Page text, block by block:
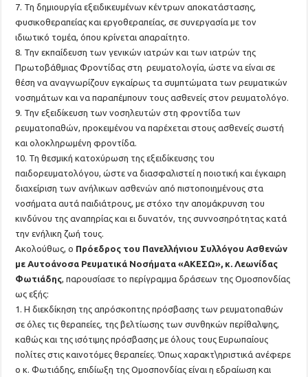
7. Τη δημιουργία εξειδικευμένων κέντρων αποκατάστασης,
φυσικοθεραπείας και εργοθεραπείας, σε συνεργασία με τον
ιδιωτικό τομέα, όπου κρίνεται απαραίτητο.
8. Την εκπαίδευση των γενικών ιατρών και των ιατρών της
Πρωτοβάθμιας Φροντίδας στη ρευματολογία, ώστε να είναι σε
θέση να αναγνωρίζουν εγκαίρως τα συμπτώματα των ρευματικών
νοσημάτων και να παραπέμπουν τους ασθενείς στον ρευματολόγο.
9. Την εξειδίκευση των νοσηλευτών στη φροντίδα των
ρευματοπαθών, προκειμένου να παρέχεται στους ασθενείς σωστή
και ολοκληρωμένη φροντίδα.
10. Τη θεσμική κατοχύρωση της εξειδίκευσης του
παιδορευματολόγου, ώστε να διασφαλιστεί η ποιοτική και έγκαιρη
διαχείριση των ανήλικων ασθενών από πιστοποιημένους στα
νοσήματα αυτά παιδιάτρους, με στόχο την απομάκρυνση του
κινδύνου της αναπηρίας και ει δυνατόν, της συννοσηρότητας κατά
την ενήλικη ζωή τους.
Ακολούθως, ο Πρόεδρος του Πανελλήνιου Συλλόγου Ασθενών
με Αυτοάνοσα Ρευματικά Νοσήματα «ΑΚΕΣΩ», κ. Λεωνίδας
Φωτιάδης , παρουσίασε το περίγραμμα δράσεων της Ομοσπονδίας
ως εξής:
1. Η διεκδίκηση της απρόσκοπτης πρόσβασης των ρευματοπαθών
σε όλες τις θεραπείες, της βελτίωσης των συνθηκών περίθαλψης,
καθώς και της ισότιμης πρόσβασης με όλους τους Ευρωπαίους
πολίτες στις καινοτόμες θεραπείες. Όπως χαρακτ\ηριστικά ανέφερε
ο κ. Φωτιάδης, επιδίωξη της Ομοσπονδίας είναι η εδραίωση και